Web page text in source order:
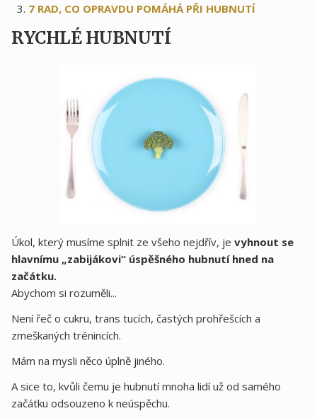
7 RAD, CO OPRAVDU POMÁHÁ PŘI HUBNUTÍ
RYCHLÉ HUBNUTÍ
Úkol, který musíme splnit ze všeho nejdřív, je vyhnout se
hlavnímu „zabijákovi“ úspěšného hubnutí hned na
začátku.
Abychom si rozuměli...
Není řeč o cukru, trans tucích, častých prohřešcích a
zmeškaných trénincích.
Mám na mysli něco úplně jiného.
A sice to, kvůli čemu je hubnutí mnoha lidí už od samého
začátku odsouzeno k neúspěchu.